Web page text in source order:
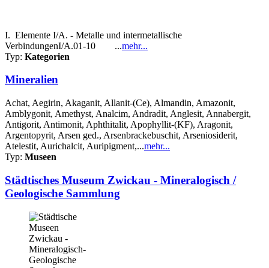
I. Elemente I/A. - Metalle und intermetallische
VerbindungenI/A.01-10 ...mehr...
Typ: Kategorien
Mineralien
Achat, Aegirin, Akaganit, Allanit-(Ce), Almandin, Amazonit,
Amblygonit, Amethyst, Analcim, Andradit, Anglesit, Annabergit,
Antigorit, Antimonit, Aphthitalit, Apophyllit-(KF), Aragonit,
Argentopyrit, Arsen ged., Arsenbrackebuschit, Arseniosiderit,
Atelestit, Aurichalcit, Auripigment,...mehr...
Typ: Museen
Städtisches Museum Zwickau - Mineralogisch /
Geologische Sammlung